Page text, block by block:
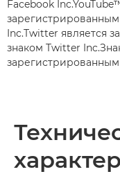
Facebook
Inc.Twitter является
знаком Twitter